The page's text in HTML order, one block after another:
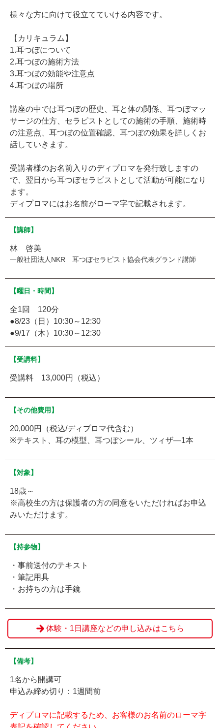
様々な方に向けて役立てていける内容です。
【カリキュラム】
1.耳つぼについて
2.耳つぼの施術方法
3.耳つぼの効能や注意点
4.耳つぼの場所
講座の中では耳つぼの歴史、耳と体の関係、耳つぼマッ
サージの仕方、セラピストとしての施術の手順、施術時
の注意点、耳つぼの位置確認、耳つぼの効果を詳しくお
話していきます。
受講者様のお名前入りのディプロマを発行致しますの
で、翌日から耳つぼセラピストとして活動が可能になり
ます。
ディプロマにはお名前がローマ字で記載されます。
【講師】
林 啓美
一般社団法人NKR 耳つぼセラピスト協会代表グランド講師
【曜日・時間】
全1回 120分
●8/23（日）10:30～12:30
●9/17（木）10:30～12:30
【受講料】
受講料 13,000円（税込）
【その他費用】
20,000円（税込/ディプロマ代含む）
※テキスト、耳の模型、耳つぼシール、ツィザ―1本
【対象】
18歳～
※高校生の方は保護者の方の同意をいただければお申込
みいただけます。
【持参物】
・事前送付のテキスト
・筆記用具
・お持ちの方は手鏡
体験・1日講座などの申し込みはこちら
【備考】
1名から開講可
申込み締め切り：1週間前
ディプロマに記載するため、お客様のお名前のローマ字